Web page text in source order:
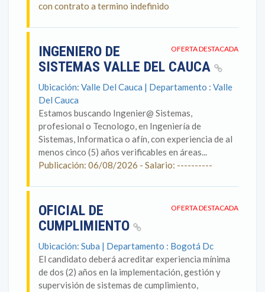
con contrato a termino indefinido
OFERTA DESTACADA
INGENIERO DE
SISTEMAS VALLE DEL CAUCA
Ubicación: Valle Del Cauca | Departamento : Valle
Del Cauca
Estamos buscando Ingenier@ Sistemas,
profesional o Tecnologo, en Ingeniería de
Sistemas, Informatica o afín, con experiencia de al
menos cinco (5) años verificables en áreas...
Publicación: 06/08/2026 - Salario: ----------
OFERTA DESTACADA
OFICIAL DE
CUMPLIMIENTO
Ubicación: Suba | Departamento : Bogotá Dc
El candidato deberá acreditar experiencia mínima
de dos (2) años en la implementación, gestión y
supervisión de sistemas de cumplimiento,